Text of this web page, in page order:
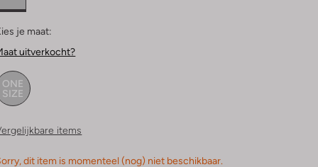
je maat:
uitverkocht?
ONE
SIZE
items
dit item is momenteel (nog) niet beschikbaar.